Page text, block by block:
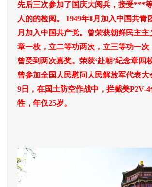
先后三次参加了国庆大阅兵，接受***
人的的检阅。 1949年8月加入中国共青
月加入中国共产党。曾荣获朝鲜民主主
章一枚，立二等功两次，立三等功一次
曾受到两次嘉奖。荣获‘赴朝’纪念章四
曾参加全国人民慰问人民解放军代表大
9日，在国土防空作战中，拦截美P2V-
牲，年仅25岁。